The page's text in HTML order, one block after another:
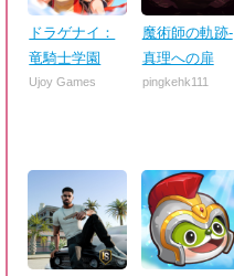
ドラゲナイ：
竜騎士学園
Ujoy Games
魔術師の軌跡-
真理への扉
pingkehk111